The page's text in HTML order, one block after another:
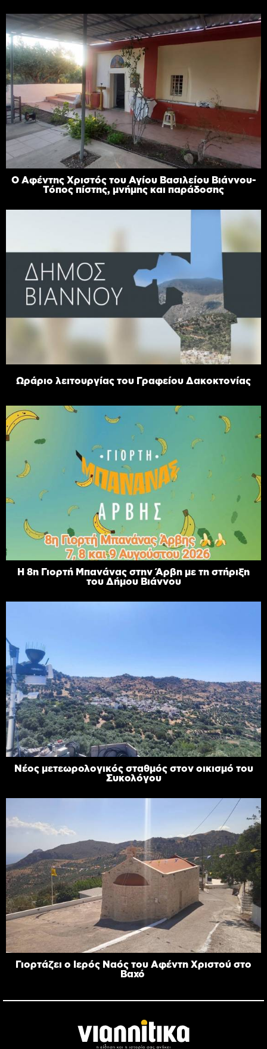
Ο Αφέντης Χριστός του Αγίου Βασιλείου Βιάννου-
Τόπος πίστης, μνήμης και παράδοσης
Ωράριο λειτουργίας του Γραφείου Δακοκτονίας
Η 8η Γιορτή Μπανάνας στην Άρβη με τη στήριξη
του Δήμου Βιάννου
Νέος μετεωρολογικός σταθμός στον οικισμό του
Συκολόγου
Γιορτάζει ο Ιερός Ναός του Αφέντη Χριστού στο
Βαχό